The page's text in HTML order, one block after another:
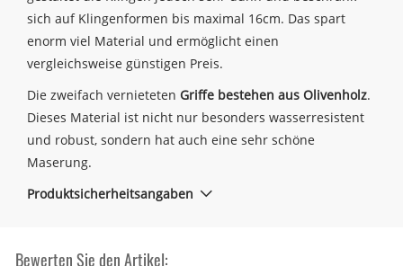
sich auf Klingenformen bis maximal 16cm. Das spart
enorm viel Material und ermöglicht einen
vergleichsweise günstigen Preis.
Die zweifach vernieteten Griffe bestehen aus Olivenholz.
Dieses Material ist nicht nur besonders wasserresistent
und robust, sondern hat auch eine sehr schöne
Maserung.
Produktsicherheitsangaben
Bewerten Sie den Artikel: